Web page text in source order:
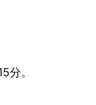
分。